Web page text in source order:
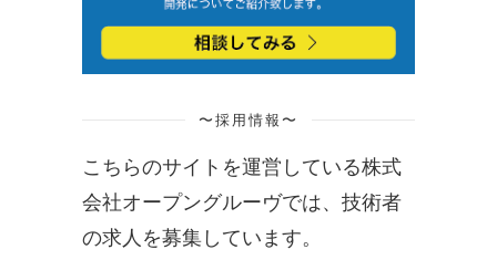
〜採用情報〜
こちらのサイトを運営している株式
会社オープングルーヴでは、技術者
の求人を募集しています。